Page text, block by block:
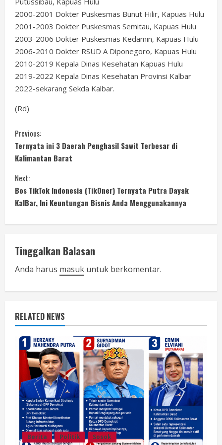
2000-2001 Dokter Puskesmas Bunut Hilir, Kapuas Hulu
2001-2003 Dokter Puskesmas Semitau, Kapuas Hulu
2003-2006 Dokter Puskesmas Kedamin, Kapuas Hulu
2006-2010 Dokter RSUD A Diponegoro, Kapuas Hulu
2010-2019 Kepala Dinas Kesehatan Kapuas Hulu
2019-2022 Kepala Dinas Kesehatan Provinsi Kalbar
2022-sekarang Sekda Kalbar.
(Rd)
C
o
n
t
i
n
u
e
a
Previous:
Ternyata ini 3 Daerah Penghasil Sawit Terbesar di
Kalimantan Barat
Next:
Bos TikTok Indonesia (TikOner) Ternyata Putra Dayak
KalBar, Ini Keuntungan Bisnis Anda Menggunakannya
Tinggalkan Balasan
Anda harus masuk untuk berkomentar.
RELATED NEWS
Berita Politik Sosok